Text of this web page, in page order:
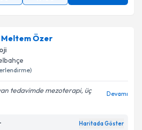
Meltem Özer
tedavimde mezoterapi, üç
Devamı
Haritada Göster